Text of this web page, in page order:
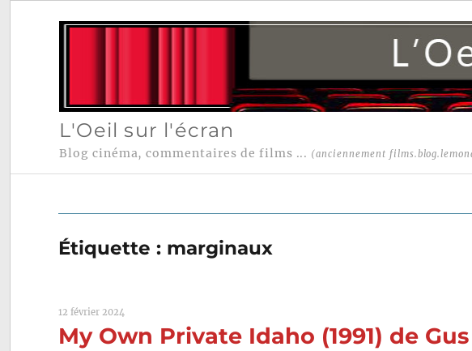
L'Oeil sur l'écran
Blog cinéma, commentaires de films ... (anciennement
Étiquette : marginaux
12 février 2024
My Own Private Idaho (1991) de